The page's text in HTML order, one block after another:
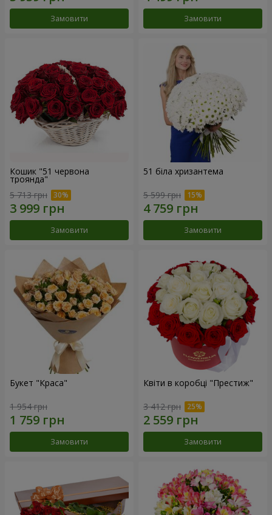
Замовити Замовити
Кошик "51 червона
троянда"
5 713 грн
Замовити
51 біла хризантема
5 599 грн
Замовити
Букет "Краса"
1 954 грн
Замовити
Квіти в коробці "Престиж"
3 412 грн
Замовити